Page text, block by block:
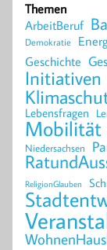
Themen
ArbeitBeruf
Demokratie
Geschichte
Initiativen
Lebensfragen
Mobilität
Niedersachsen
ReligionGlauben